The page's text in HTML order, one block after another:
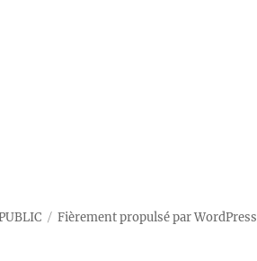
Fièrement propulsé par WordPress